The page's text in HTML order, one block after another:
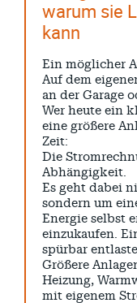
warum sie
kann
Ein möglicher
Auf dem
an der Garage
Wer heute ein
eine größere
Zeit:
Die
Abhängigkeit.
Es geht dabei
sondern um
Energie selbst
einzukaufen.
spürbar
Größere
Heizung,
mit eigenem